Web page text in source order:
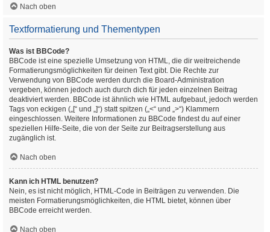
Nach oben
Textformatierung und Thementypen
Was ist BBCode?
BBCode ist eine spezielle Umsetzung von HTML, die dir weitreichende
Formatierungsmöglichkeiten für deinen Text gibt. Die Rechte zur
Verwendung von BBCode werden durch die Board-Administration
vergeben, können jedoch auch durch dich für jeden einzelnen Beitrag
deaktiviert werden. BBCode ist ähnlich wie HTML aufgebaut, jedoch werden
Tags von eckigen („[“ und „]“) statt spitzen („<“ und „>“) Klammern
eingeschlossen. Weitere Informationen zu BBCode findest du auf einer
speziellen Hilfe-Seite, die von der Seite zur Beitragserstellung aus
zugänglich ist.
Nach oben
Kann ich HTML benutzen?
Nein, es ist nicht möglich, HTML-Code in Beiträgen zu verwenden. Die
meisten Formatierungsmöglichkeiten, die HTML bietet, können über
BBCode erreicht werden.
Nach oben